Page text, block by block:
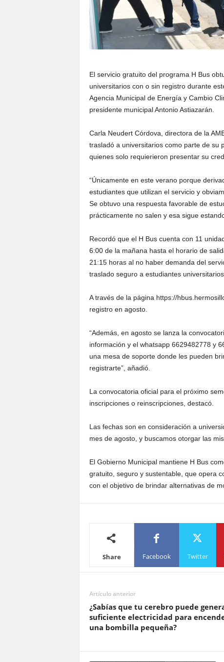
El servicio gratuito del programa H Bus
universitarios con o sin registro durante
Agencia Municipal de Energía y Cambio
presidente municipal Antonio Astiazarán.
Carla Neudert Córdova, directora de la
trasladó a universitarios como parte de su
quienes solo requierieron presentar su
“Únicamente en este verano porque
estudiantes que utilizan el servicio y
Se obtuvo una respuesta favorable de
prácticamente no salen y esa sigue
Recordó que el H Bus cuenta con 11
6:00 de la mañana hasta el horario de
21:15 horas al no haber demanda del
traslado seguro a estudiantes
A través de la página https://
registro en agosto.
“Además, en agosto se lanza la
información y el whatsapp 6629482778 y
una mesa de soporte donde les pueden
registrarte”, añadió.
La convocatoria oficial para el próximo
inscripciones o reinscripciones, destacó.
Las fechas son en consideración a
mes de agosto, y buscamos otorgar las
El Gobierno Municipal mantiene H Bus
gratuito, seguro y sustentable, que opera
con el objetivo de brindar alternativas de
Share Facebook Twitter
Artículo anterior
¿Sabías que tu cerebro puede
suficiente electricidad para
una bombilla pequeña?